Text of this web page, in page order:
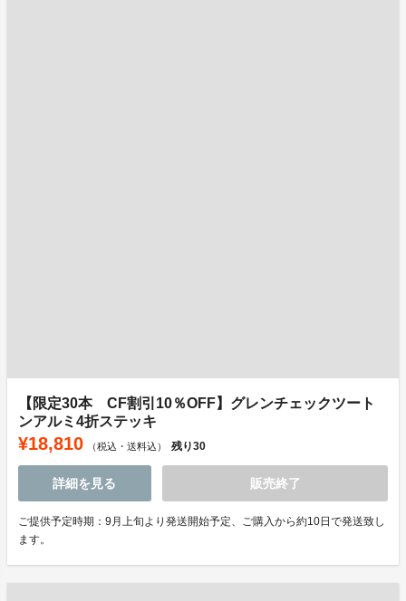
【限定30本 CF割引10％OFF】グレンチェックツート
ンアルミ4折ステッキ
¥18,810 （税込・送料込） 残り30
詳細を見る 販売終了
ご提供予定時期：9月上旬より発送開始予定、ご購入から約10日で発送致し
ます。